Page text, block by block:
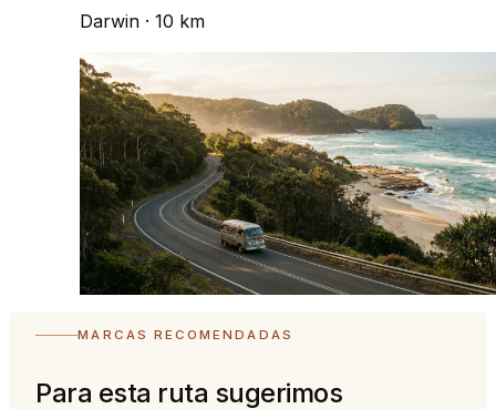
Darwin · 10 km
MARCAS RECOMENDADAS
Para esta ruta sugerimos